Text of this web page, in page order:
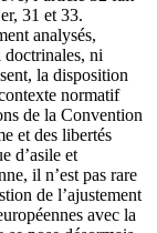
31 et 33.
analysés,
doctrinales, ni
la disposition
normatif
de la Convention
et des libertés
d’asile et
il n’est pas rare
de l’ajustement
avec la